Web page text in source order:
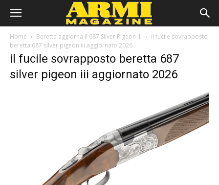
Home Beretta aggiorna il 687 Silver Pigeon III
il fucile sovrapposto
beretta 687 silver pigeon iii aggiornato 2026
il fucile sovrapposto beretta 687
silver pigeon iii aggiornato 2026